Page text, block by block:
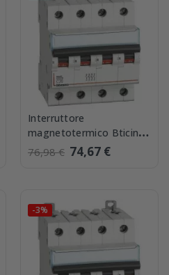
Interruttore
magnetotermico Bticino
4 poli FA84C20 4,5 kA
20A
76,98 € 74,67 €
-3%